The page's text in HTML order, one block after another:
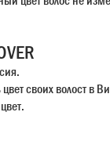
своих волост в